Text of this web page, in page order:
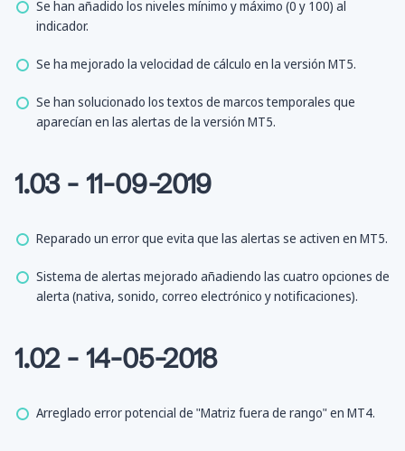
Se han añadido los niveles mínimo y máximo (0 y 100) al
indicador.
Se ha mejorado la velocidad de cálculo en la versión MT5.
Se han solucionado los textos de marcos temporales que
aparecían en las alertas de la versión MT5.
1.03 - 11-09-2019
Reparado un error que evita que las alertas se activen en MT5.
Sistema de alertas mejorado añadiendo las cuatro opciones de
alerta (nativa, sonido, correo electrónico y notificaciones).
1.02 - 14-05-2018
Arreglado error potencial de "Matriz fuera de rango" en MT4.